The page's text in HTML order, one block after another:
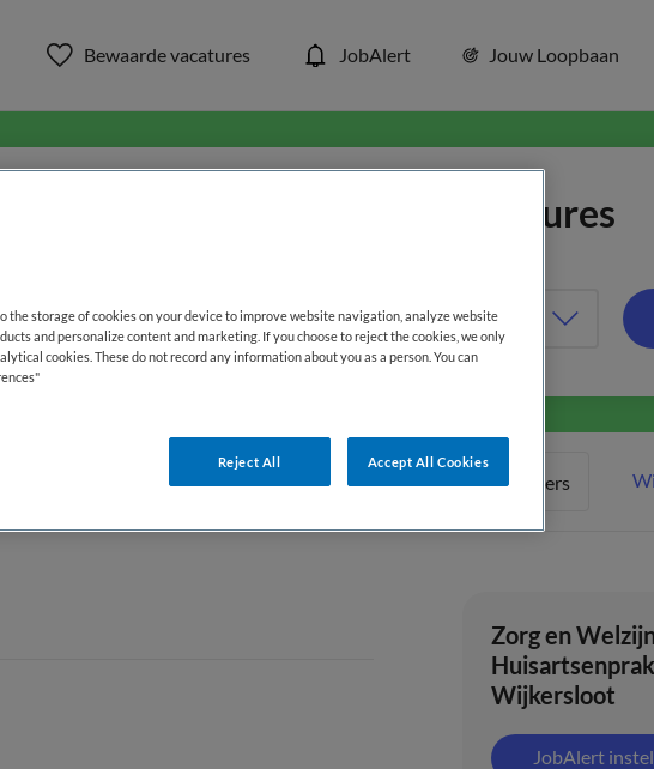
Bewaarde vacatures JobAlert Jouw Loopbaan
van zorg & welzijn vacatures
Dienstverband Meer filters
Zorg en
Wijkersloot
JobAlert
the storage of cookies on your device to improve website navigation, analyze website
and personalize content and marketing. If you choose to reject the cookies, we only
cookies. These do not record any information about you as a person. You can
Reject All Accept All Cookies